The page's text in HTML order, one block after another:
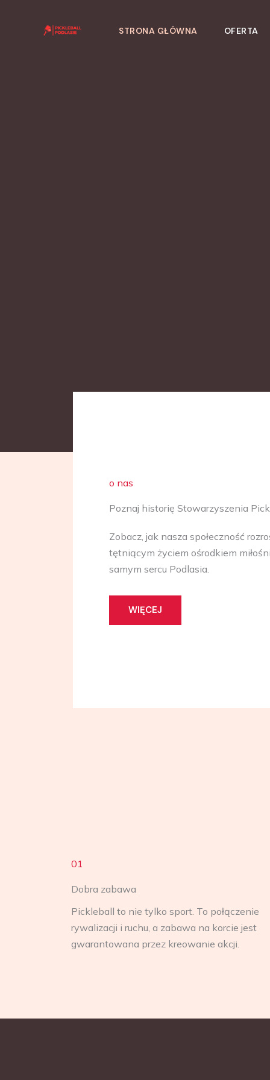
STRONA GŁÓWNA OFERTA
o nas
Poznaj historię Stowarzyszenia
Zobacz, jak nasza społeczność
tętniącym życiem ośrodkiem
samym sercu Podlasia.
WIĘCEJ
01
Dobra zabawa
Pickleball to nie tylko sport. To połączenie
rywalizacji i ruchu, a zabawa na korcie jest
gwarantowana przez kreowanie akcji.